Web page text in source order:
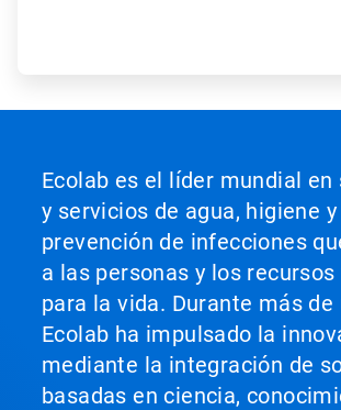
Ecolab es el líder mundial en
y servicios de agua, higiene y
prevención de infecciones
a las personas y los
para la vida. Durante más de
Ecolab ha impulsado la
mediante la integración de
basadas en ciencia,